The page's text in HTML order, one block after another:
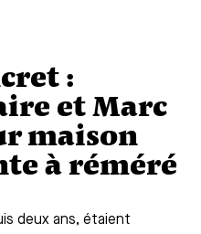
:
et Marc
maison
à réméré
deux ans, étaient